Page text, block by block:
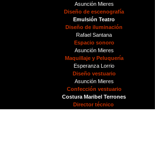
Asunción Mieres
Diseño de escenografía
Emulsión Teatro
Diseño de iluminación
Rafael Santana
Espacio sonoro
Asunción Mieres
Maquillaje y Peluquería
Esperanza Lorrio
Diseño vestuario
Asunción Mieres
Confección vestuario
Costura Maribel Terrones
Director técnico